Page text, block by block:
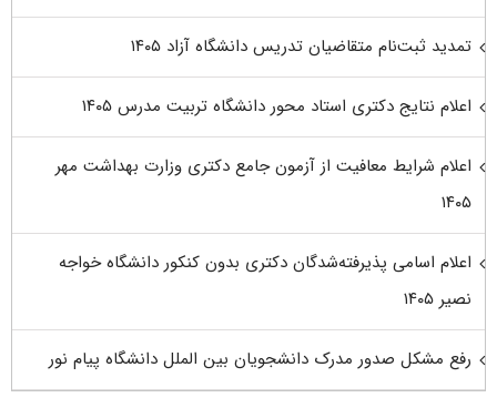
تمدید ثبت‌نام متقاضیان تدریس دانشگاه آزاد ۱۴۰۵
اعلام نتایج دکتری استاد محور دانشگاه تربیت مدرس ۱۴۰۵
اعلام شرایط معافیت از آزمون جامع دکتری وزارت بهداشت مهر
۱۴۰۵
اعلام اسامی پذیرفته‌شدگان دکتری بدون کنکور دانشگاه خواجه
نصیر ۱۴۰۵
رفع مشکل صدور مدرک دانشجویان بین الملل دانشگاه پیام نور